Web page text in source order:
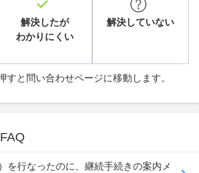
解決したが
わかりにくい
解決していない
すと問い合わせページに移動します。
を行なったのに、継続手続きの案内メ